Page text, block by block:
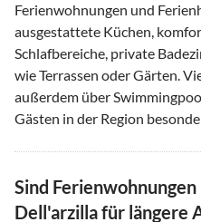
Ferienwohnungen und
ausgestattete Küchen,
Schlafbereiche, private
wie Terrassen oder Gärten.
außerdem über
Gästen in der Region
Sind
Dell'arzilla für längere